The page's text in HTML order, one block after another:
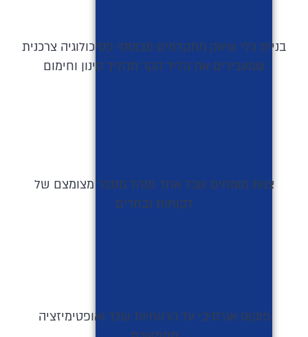
בניית כלי שיווק מתקדמים מבוססי פסיכולוגיה צרכנית
שמעבירים את הליד הקר תהליך סינון וחימום
צוות מומחים שכל אחד מנהל מספר מצומצם של
לקוחות נבחרים
פוקוס אגרסיבי על הרווחיות שלך ואופטימיזציה